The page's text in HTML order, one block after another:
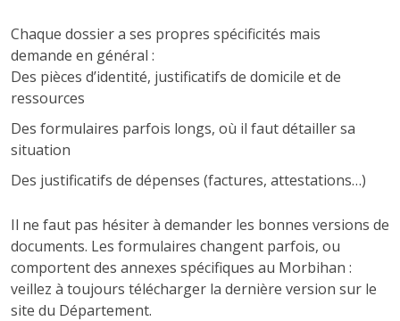
Chaque dossier a ses propres spécificités mais
demande en général :
Des pièces d’identité, justificatifs de domicile et de
ressources
Des formulaires parfois longs, où il faut détailler sa
situation
Des justificatifs de dépenses (factures, attestations…)
Il ne faut pas hésiter à demander les bonnes versions de
documents. Les formulaires changent parfois, ou
comportent des annexes spécifiques au Morbihan :
veillez à toujours télécharger la dernière version sur le
site du Département.